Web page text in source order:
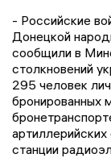
- Российские
Донецкой
сообщили в
столкновений
295 человек
бронированных
станции